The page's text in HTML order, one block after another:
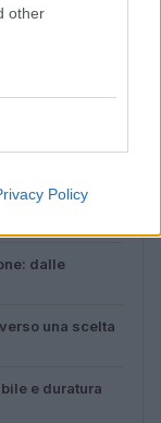
other
Policy
positivi (che
dalle
una scelta
e duratura